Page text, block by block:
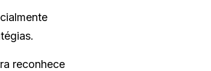
reconhece